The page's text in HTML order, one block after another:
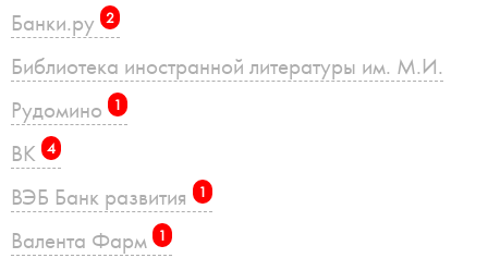
Банки.ру 2
Библиотека иностранной литературы им. М.И.
Рудомино
1
ВК 4
ВЭБ Банк развития 1
Валента Фарм 1